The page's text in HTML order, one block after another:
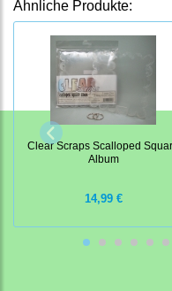
Ähnliche Produkte:
Clear Scraps Scalloped
Album
14,99 €